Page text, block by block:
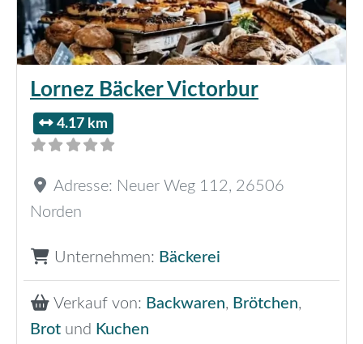
Lornez Bäcker Victorbur
4.17 km
Adresse: Neuer Weg 112, 26506
Norden
Unternehmen: Bäckerei
Verkauf von: Backwaren, Brötchen,
Brot und Kuchen